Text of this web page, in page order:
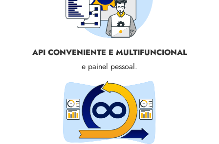
API CONVENIENTE E MULTIFUNCIONAL
e painel pessoal.